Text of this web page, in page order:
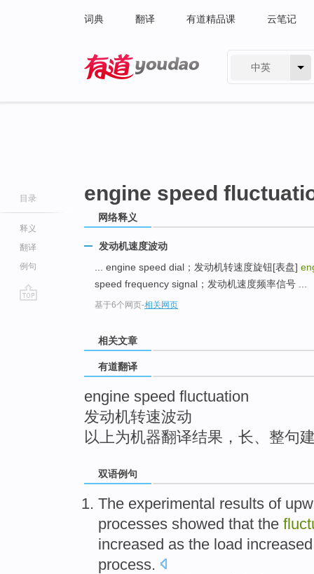
词典 翻译 有道精品课 云笔记
中英
目录
释义
翻译
例句
engine speed
网络释义
发动机速度波动
... engine speed dial；发动机转速度旋钮[表盘]
speed frequency signal；发动机速度频率信号 ...
基于6个网页-相关网页
相关文章
有道翻译
engine speed fluctuation
发动机转速波动
以上为机器翻译结果，长、整句
双语例句
The experimental results of
processes showed that the
increased as the load
process.